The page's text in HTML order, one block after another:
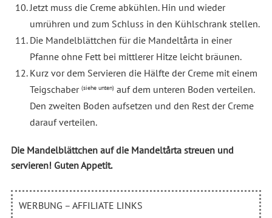
Jetzt muss die Creme abkühlen. Hin und wieder
umrühren und zum Schluss in den Kühlschrank stellen.
Die Mandelblättchen für die Mandeltårta in einer
Pfanne ohne Fett bei mittlerer Hitze leicht bräunen.
Kurz vor dem Servieren die Hälfte der Creme mit einem
Teigschaber (siehe unten)auf dem unteren Boden verteilen.
Den zweiten Boden aufsetzen und den Rest der Creme
darauf verteilen.
Die Mandelblättchen auf die Mandeltårta streuen und
servieren! Guten Appetit.
WERBUNG – AFFILIATE LINKS